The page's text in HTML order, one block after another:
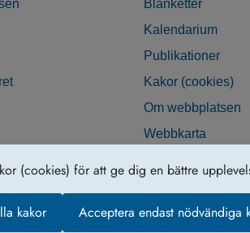
(cookies) för att ge dig en bättre
kakor Acceptera endast nödvändiga
Blanketter
Kalendarium
Publikationer
Kakor (cookies)
Om webbplatsen
Webbkarta